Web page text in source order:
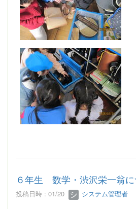
６年生 数学・渋沢栄一翁
投稿日時 : 01/20 システム管理者